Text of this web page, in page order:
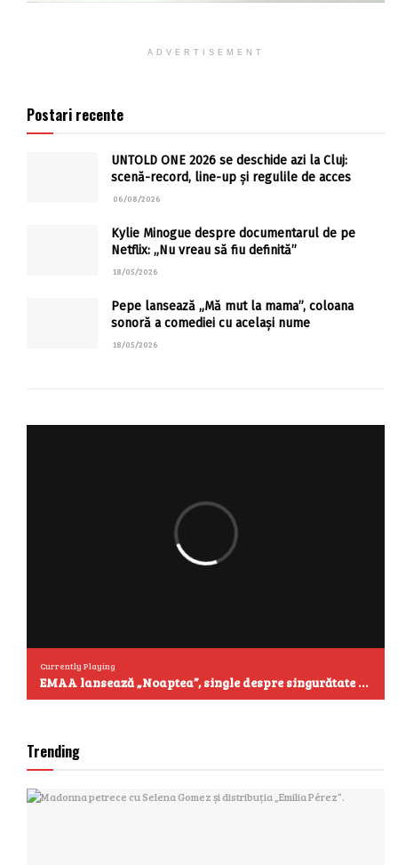
ADVERTISEMENT
Postari recente
UNTOLD ONE 2026 se deschide azi la Cluj:
scenă-record, line-up și regulile de acces
06/08/2026
Kylie Minogue despre documentarul de pe
Netflix: „Nu vreau să fiu definită”
18/05/2026
Pepe lansează „Mă mut la mama”, coloana
sonoră a comediei cu același nume
18/05/2026
Currently Playing
EMAA lansează „Noaptea”, single despre singurătate și emoțiile care se aud cel mai clar după miezul nopții
Trending